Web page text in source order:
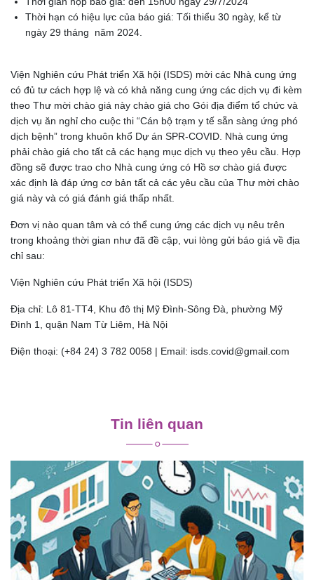
Thời hạn có hiệu lực của báo giá: Tối thiểu 30 ngày, kể từ
ngày 29 tháng năm 2024.
Viện Nghiên cứu Phát triển Xã hội (ISDS) mời các Nhà cung ứng
có đủ tư cách hợp lệ và có khả năng cung ứng các dịch vụ đi kèm
theo Thư mời chào giá này chào giá cho Gói địa điểm tổ chức và
dịch vụ ăn nghỉ cho cuộc thi “Cán bộ trạm y tế sẵn sàng ứng phó
dịch bệnh” trong khuôn khổ Dự án SPR-COVID. Nhà cung ứng
phải chào giá cho tất cả các hạng mục dịch vụ theo yêu cầu. Hợp
đồng sẽ được trao cho Nhà cung ứng có Hồ sơ chào giá được
xác định là đáp ứng cơ bản tất cả các yêu cầu của Thư mời chào
giá này và có giá đánh giá thấp nhất.
Đơn vị nào quan tâm và có thể cung ứng các dịch vụ nêu trên
trong khoảng thời gian như đã đề cập, vui lòng gửi báo giá về địa
chỉ sau:
Viện Nghiên cứu Phát triển Xã hội (ISDS)
Địa chỉ: Lô 81-TT4, Khu đô thị Mỹ Đình-Sông Đà, phường Mỹ
Đình 1, quận Nam Từ Liêm, Hà Nội
Điện thoại: (+84 24) 3 782 0058 | Email: isds.covid@gmail.com
viết
Tin liên quan